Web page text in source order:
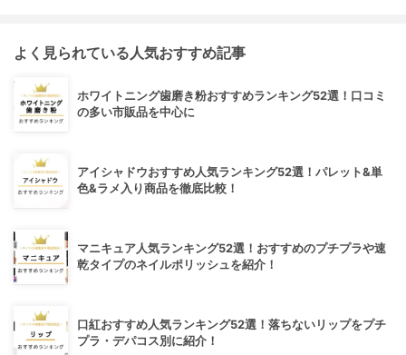
よく見られている人気おすすめ記事
ホワイトニング歯磨き粉おすすめランキング52選！口コミ
の多い市販品を中心に
アイシャドウおすすめ人気ランキング52選！パレット&単
色&ラメ入り商品を徹底比較！
マニキュア人気ランキング52選！おすすめのプチプラや速
乾タイプのネイルポリッシュを紹介！
口紅おすすめ人気ランキング52選！落ちないリップをプチ
プラ・デパコス別に紹介！